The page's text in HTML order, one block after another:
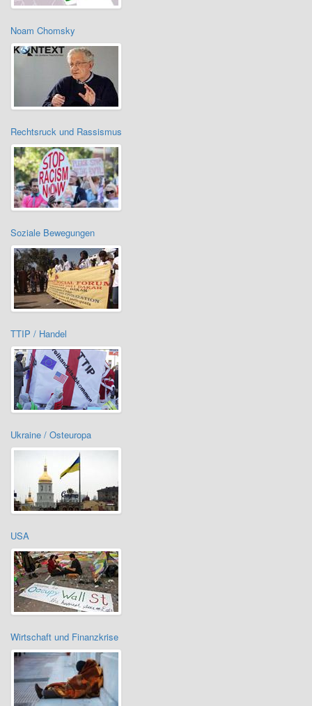
Noam Chomsky
Rechtsruck und Rassismus
Soziale Bewegungen
TTIP / Handel
Ukraine / Osteuropa
USA
Wirtschaft und Finanzkrise